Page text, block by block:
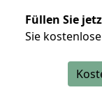
Füllen Sie
Sie